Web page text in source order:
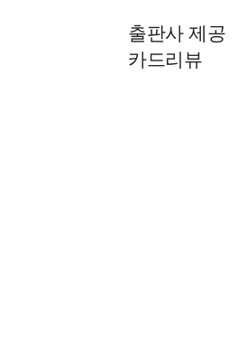
출판사 제공
카드리뷰